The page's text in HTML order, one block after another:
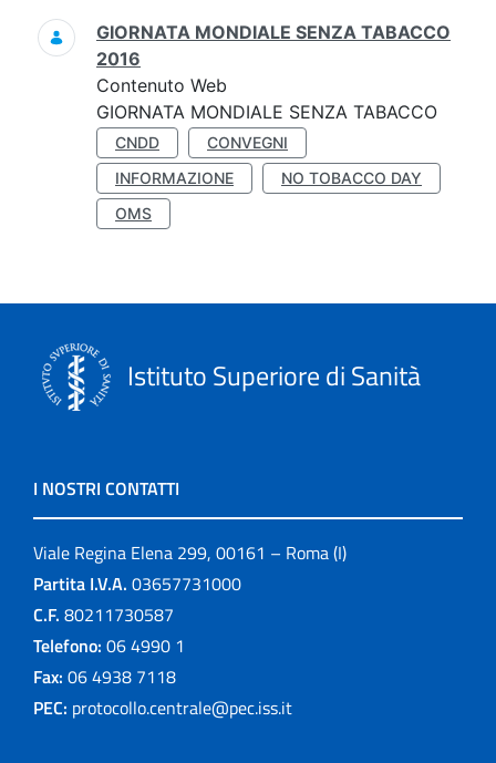
GIORNATA MONDIALE SENZA TABACCO
2016
Contenuto Web
GIORNATA MONDIALE SENZA TABACCO
CNDD
CONVEGNI
INFORMAZIONE
NO TOBACCO DAY
OMS
Istituto Superiore di Sanità
I NOSTRI CONTATTI
Viale Regina Elena 299, 00161 – Roma (I)
Partita I.V.A. 03657731000
C.F. 80211730587
Telefono: 06 4990 1
Fax: 06 4938 7118
PEC: protocollo.centrale@pec.iss.it